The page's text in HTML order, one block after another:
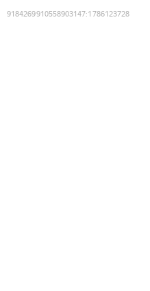
9184269910558903147:1786123728